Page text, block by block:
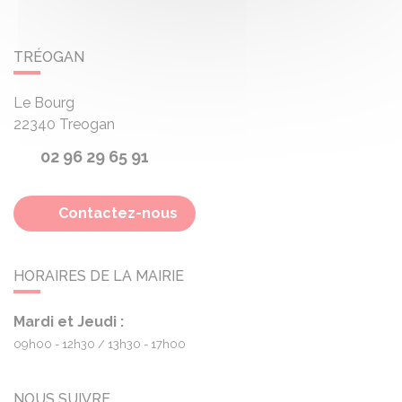
TRÉOGAN
Le Bourg
22340 Treogan
02 96 29 65 91
Contactez-nous
HORAIRES DE LA MAIRIE
Mardi et Jeudi :
09h00 - 12h30 13h30 - 17h00
NOUS SUIVRE